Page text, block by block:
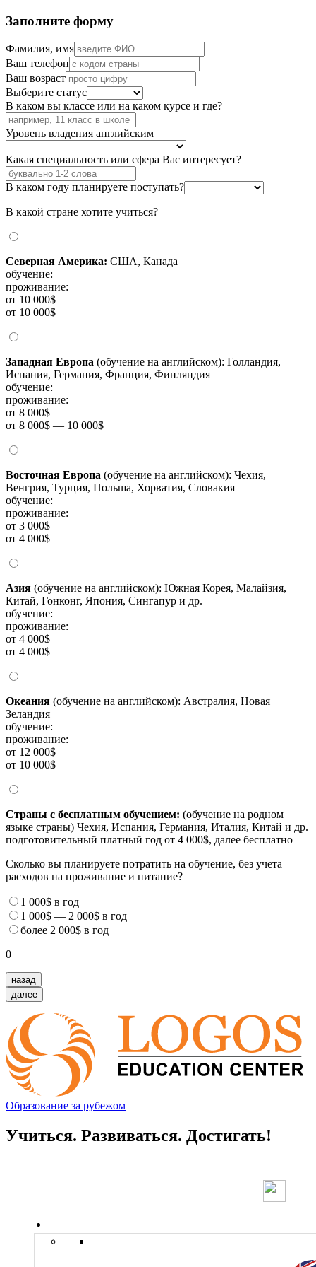
Заполните форму
Фамилия, имя
Ваш телефон
Ваш возраст
Выберите статус
В каком вы классе или на каком курсе и где?
Уровень владения английским
Какая специальность или сфера Вас интересует?
В каком году планируете поступать?
В какой стране хотите учиться?
Северная Америка: США, Канада
обучение:
проживание:
от 10 000$
от 10 000$
Западная Европа (обучение на английском): Голландия,
Испания, Германия, Франция, Финляндия
обучение:
проживание:
от 8 000$
от 8 000$ — 10 000$
Восточная Европа (обучение на английском): Чехия,
Венгрия, Турция, Польша, Хорватия, Словакия
обучение:
проживание:
от 3 000$
от 4 000$
Азия (обучение на английском): Южная Корея, Малайзия,
Китай, Гонконг, Япония, Сингапур и др.
обучение:
проживание:
от 4 000$
от 4 000$
Океания (обучение на английском): Австралия, Новая
Зеландия
обучение:
проживание:
от 12 000$
от 10 000$
Страны с бесплатным обучением: (обучение на родном
языке страны) Чехия, Испания, Германия, Италия, Китай и др.
подготовительный платный год от 4 000$, далее бесплатно
Сколько вы планируете потратить на обучение, без учета
расходов на проживание и питание?
1 000$ в год
1 000$ — 2 000$ в год
более 2 000$ в год
0
назад
далее
Образование за рубежом
Учиться. Развиваться. Достигать!